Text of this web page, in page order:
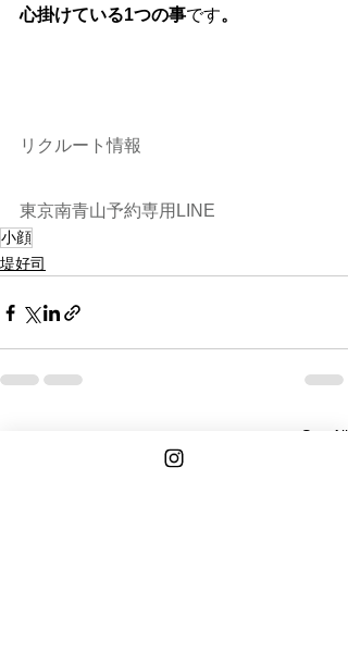
心掛けている1つの事です。
リクルート情報
東京南青山予約専用LINE
小顔
堤好司
See All